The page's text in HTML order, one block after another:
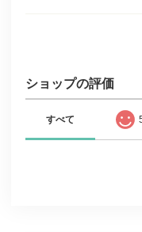
ショップの評価
すべて